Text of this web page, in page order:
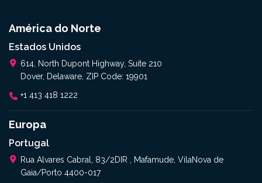
América do Norte
Estados Unidos
614, North Dupont Highway, Suite 210
Dover, Delaware, ZIP Code: 19901
+1 413 418 1222
Europa
Portugal
Rua Alvares Cabral, 83/2DIR , Mafamude, VilaNova de
Gaia/Porto 4400-017